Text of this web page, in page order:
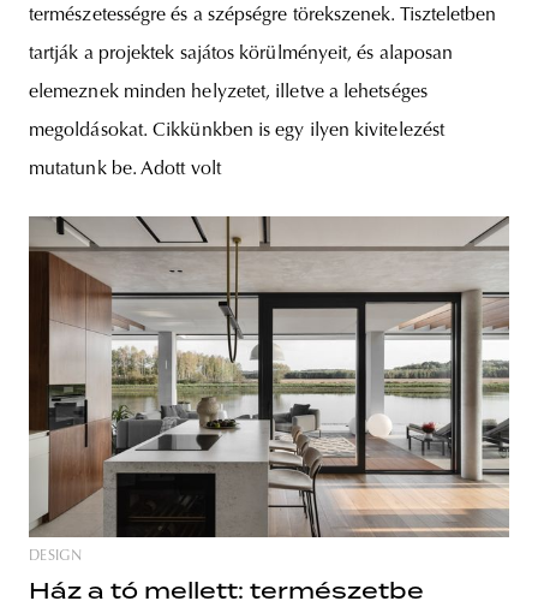
természetességre és a szépségre törekszenek. Tiszteletben
tartják a projektek sajátos körülményeit, és alaposan
elemeznek minden helyzetet, illetve a lehetséges
megoldásokat. Cikkünkben is egy ilyen kivitelezést
mutatunk be. Adott volt
DESIGN
Ház a tó mellett: természetbe